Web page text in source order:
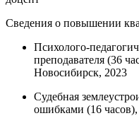
Сведения о повышении
Психолого-
преподавателя
Новосибирск, 2023
Судебная
ошибками (16